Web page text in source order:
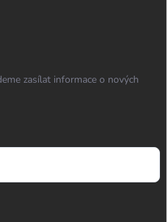
zasílat informace o nových